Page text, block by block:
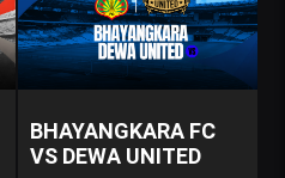
BHAYANGKARA FC
VS DEWA UNITED